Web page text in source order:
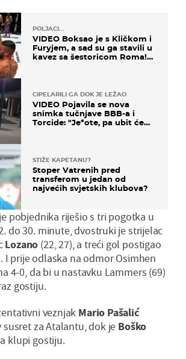
POLJACI...
VIDEO Boksao je s Kličkom i
Furyjem, a sad su ga stavili u
kavez sa šestoricom Roma!
CIPELARILI GA DOK JE LEŽAO
VIDEO Pojavila se nova
snimka tučnjave BBB-a i
Torcide: "Je*ote, pa ubit će
STIŽE KAPETANU?
Stoper Vatrenih pred
transferom u jedan od
najvećih svjetskih klubova?
pobjednika riješio s tri pogotka u
do 30. minute, dvostruki je strijelac
Lozano (22, 27), a treći gol postigao
I prije odlaska na odmor Osimhen
4-0, da bi u nastavku Lammers (69)
gostiju.
veznjak Mario Pašalić
susret za Atalantu, dok je Boško
klupi gostiju.